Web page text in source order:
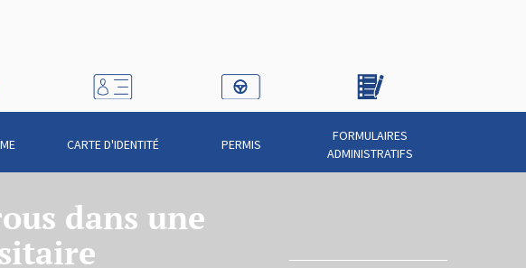
CARTE D'IDENTITÉ PERMIS
FORMULAIRES
ADMINISTRATIFS
dans une